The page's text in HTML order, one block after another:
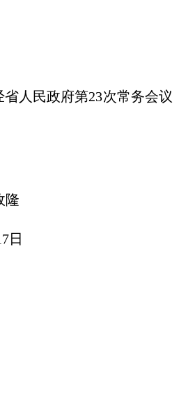
人民政府第23次常务会议